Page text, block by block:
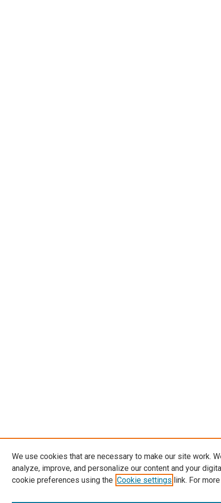
We use cookies that are necessary to make our site work.
analyze, improve, and personalize our content and your
cookie preferences using the Cookie settings link. For